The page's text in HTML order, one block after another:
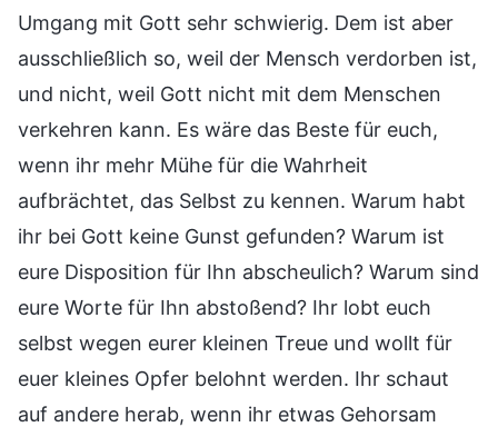
Umgang mit Gott sehr schwierig. Dem ist aber
ausschließlich so, weil der Mensch verdorben ist,
und nicht, weil Gott nicht mit dem Menschen
verkehren kann. Es wäre das Beste für euch,
wenn ihr mehr Mühe für die Wahrheit
aufbrächtet, das Selbst zu kennen. Warum habt
ihr bei Gott keine Gunst gefunden? Warum ist
eure Disposition für Ihn abscheulich? Warum sind
eure Worte für Ihn abstoßend? Ihr lobt euch
selbst wegen eurer kleinen Treue und wollt für
euer kleines Opfer belohnt werden. Ihr schaut
auf andere herab, wenn ihr etwas Gehorsam